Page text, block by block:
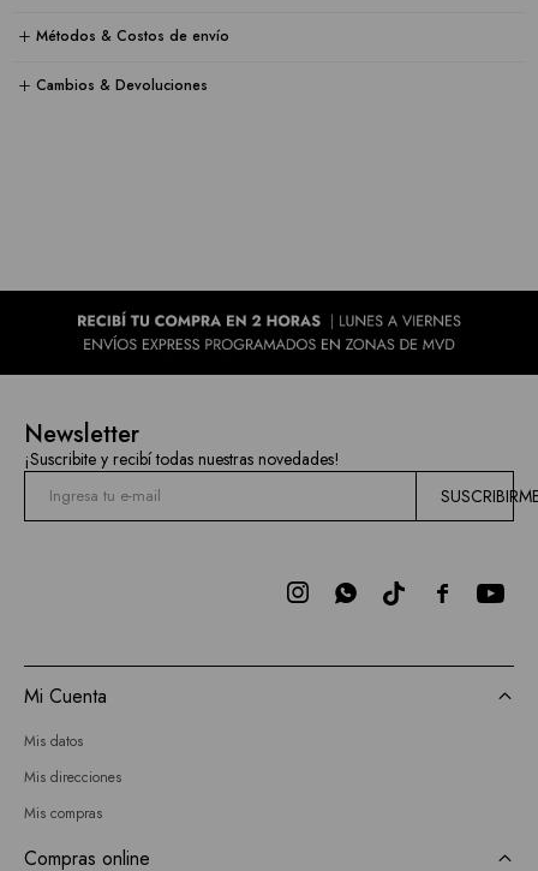
Métodos & Costos de envío
Cambios & Devoluciones
Newsletter
¡Suscribite y recibí todas nuestras novedades!

 
Mi Cuenta
Mis datos
Mis direcciones
Mis compras
Compras online